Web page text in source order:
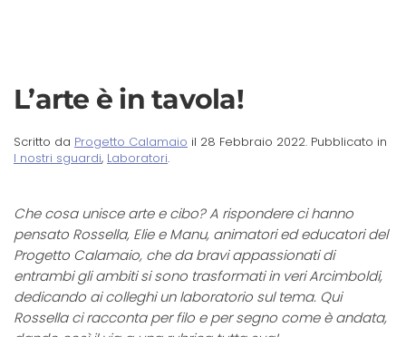
L’arte è in tavola!
Scritto da Progetto Calamaio il 28 Febbraio 2022. Pubblicato in
I nostri sguardi, Laboratori.
Che cosa unisce arte e cibo? A rispondere ci hanno
pensato Rossella, Elie e Manu, animatori ed educatori del
Progetto Calamaio, che da bravi appassionati di
entrambi gli ambiti si sono trasformati in veri Arcimboldi,
dedicando ai colleghi un laboratorio sul tema. Qui
Rossella ci racconta per filo e per segno come è andata,